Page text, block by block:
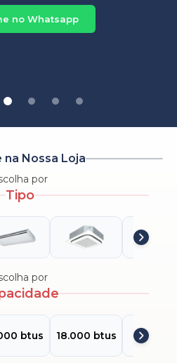
no Whatsapp
no Whatsapp
no Whatsapp
Nossa Loja
por
Tipo
por
btus 18.000 btus
24.000
btus